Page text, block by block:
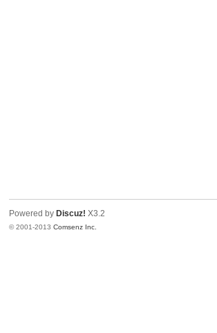
Powered by Discuz! X3.2
© 2001-2013Comsenz Inc.